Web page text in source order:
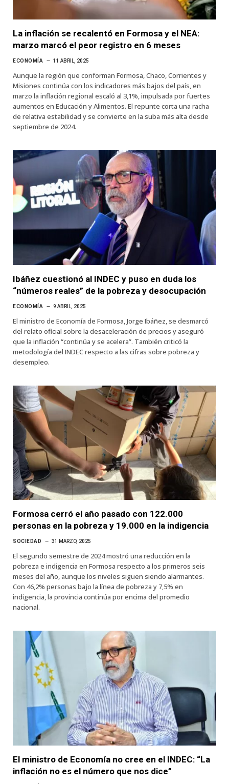
La inflación se recalentó en Formosa y el NEA:
marzo marcó el peor registro en 6 meses
ECONOMÍA 11 ABRIL, 2025
Aunque la región que conforman Formosa, Chaco, Corrientes y
Misiones continúa con los indicadores más bajos del país, en
marzo la inflación regional escaló al 3,1%, impulsada por fuertes
aumentos en Educación y Alimentos. El repunte corta una racha
de relativa estabilidad y se convierte en la suba más alta desde
septiembre de 2024.
Ibáñez cuestionó al INDEC y puso en duda los
“números reales” de la pobreza y desocupación
ECONOMÍA 9 ABRIL, 2025
El ministro de Economía de Formosa, Jorge Ibáñez, se desmarcó
del relato oficial sobre la desaceleración de precios y aseguró
que la inflación “continúa y se acelera”. También criticó la
metodología del INDEC respecto a las cifras sobre pobreza y
desempleo.
Formosa cerró el año pasado con 122.000
personas en la pobreza y 19.000 en la indigencia
SOCIEDAD 31 MARZO, 2025
El segundo semestre de 2024 mostró una reducción en la
pobreza e indigencia en Formosa respecto a los primeros seis
meses del año, aunque los niveles siguen siendo alarmantes.
Con 46,2% personas bajo la línea de pobreza y 7,5% en
indigencia, la provincia continúa por encima del promedio
nacional.
El ministro de Economía no cree en el INDEC: “La
inflación no es el número que nos dice”